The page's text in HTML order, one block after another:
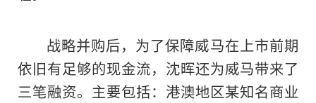
战略并购后，为了保障威马在上市前期
依旧有足够的现金流，沈晖还为威马带来了
三笔融资。主要包括：港澳地区某知名商业